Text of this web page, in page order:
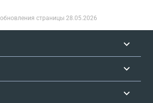
на пару месяцев. А на самом деле
пришло на 7й день после суда,
долги в 2.500.000 у мужа.
Ответчик только может
страницы 28.05.2026